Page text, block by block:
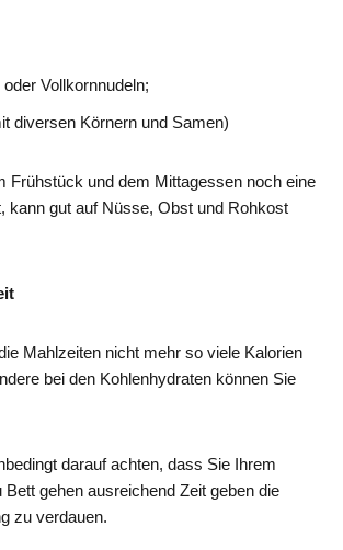
Vollkornnudeln;
diversen Körnern und Samen)
Frühstück und dem Mittagessen noch eine
kann gut auf Nüsse, Obst und Rohkost
Mahlzeiten nicht mehr so viele Kalorien
bei den Kohlenhydraten können Sie
darauf achten, dass Sie Ihrem
gehen ausreichend Zeit geben die
zu verdauen.